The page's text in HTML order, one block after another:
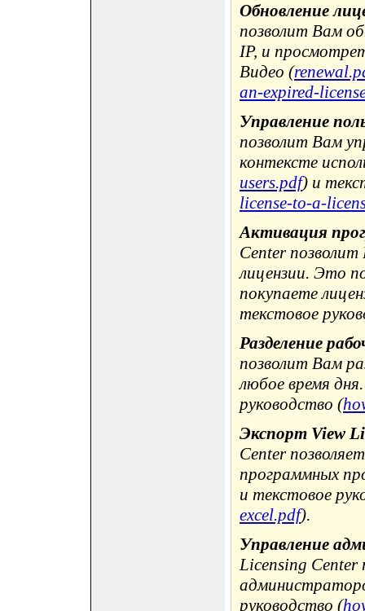
Обновление
позволит Вам
IP, и
Видео (
an-expired-
Управление
позволит Вам
контексте
users.pdf) и
license-to-a-
Активация
Center
лицензии. Это
покупаете
текстовое
Разделение
позволит Вам
любое время
руководство (
Экспорт View
Center
программных
и текстовое
excel.pdf).
Управление
Licensing Center
руководство (